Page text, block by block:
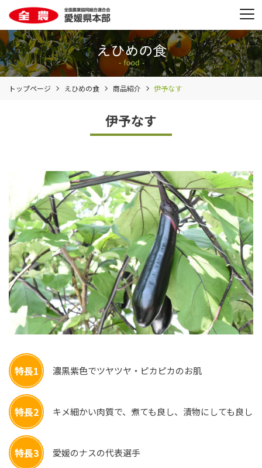
トップページ えひめの食 商品紹介 伊予なす
伊予なす
特長1 濃黒紫色でツヤツヤ・ピカピカのお肌
特長2 キメ細かい肉質で、煮ても良し、漬物にしても良し
特長3 愛媛のナスの代表選手